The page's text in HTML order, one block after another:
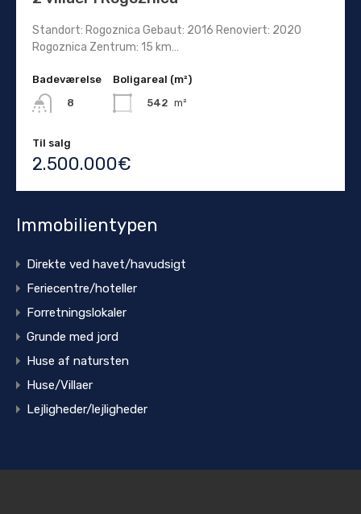
Standort: Rogoznica Gebaut: 2016 Renoviert: 2020
Rogoznica Zentrum: 15 km…
Badeværelse
8
Boligareal (m²)
542 m²
Til salg
2.500.000€
Immobilientypen
Direkte ved havet/havudsigt
Feriecentre/hoteller
Forretningslokaler
Grunde med jord
Huse af natursten
Huse/Villaer
Lejligheder/lejligheder